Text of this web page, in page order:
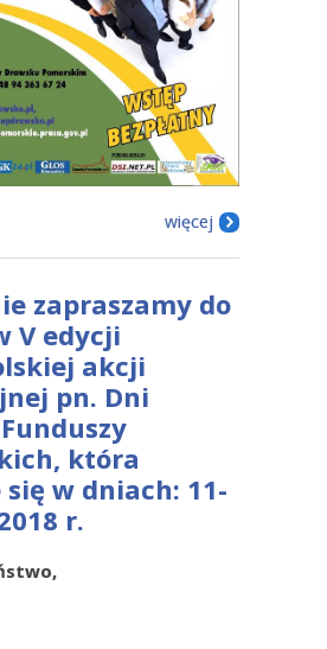
więcej
zapraszamy do
V edycji
akcji
pn. Dni
która
się w dniach: 11-
r.